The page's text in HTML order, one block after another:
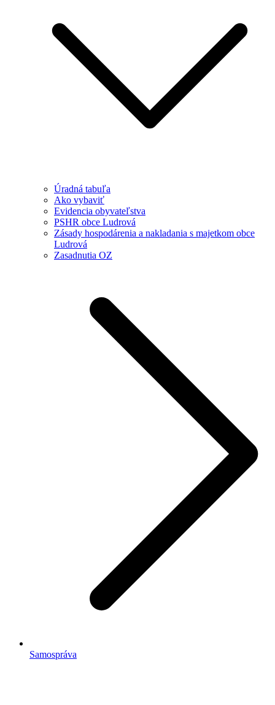
Úradná tabuľa
Ako vybaviť
Evidencia obyvateľstva
PSHR obce Ludrová
Zásady hospodárenia a nakladania s majetkom obce
Ludrová
Zasadnutia OZ
Samospráva